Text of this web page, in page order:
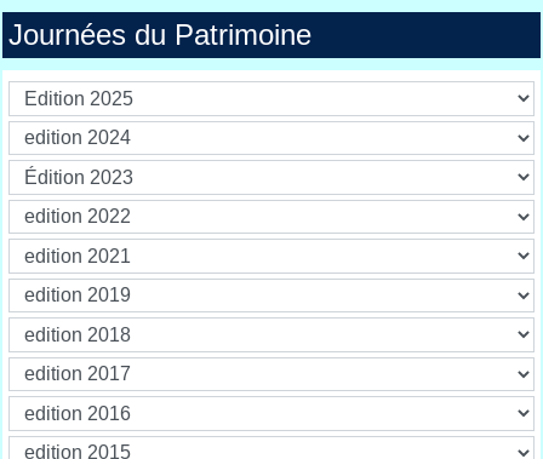
Journées du Patrimoine